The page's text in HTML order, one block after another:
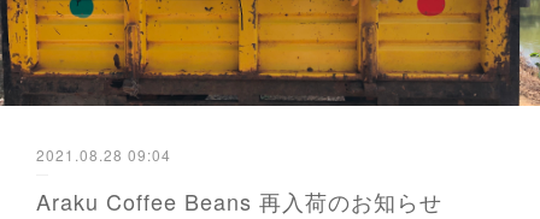
2021.08.28 09:04
Araku Coffee Beans 再入荷のお知らせ